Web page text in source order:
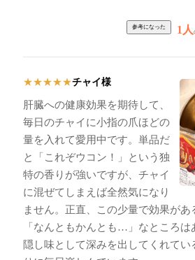
1人
★★★★★チャイ様
肝臓への健康効果を期待して、
毎日のチャイに小指の爪ほどの
量を入れて愛用中です。単品だ
と「これぞウコン！」という独
特の香りが強いですが、チャイ
に混ぜてしまえば全然気になり
ません。正直、この少量で効果があ
「なんともかんとも…」なところは
隠し味として深みを出してくれてい